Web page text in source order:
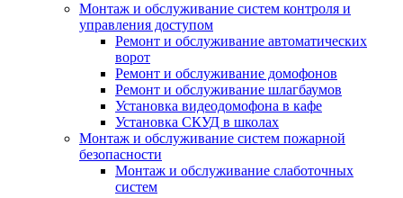
Монтаж и обслуживание систем контроля и
управления доступом
Ремонт и обслуживание автоматических
ворот
Ремонт и обслуживание домофонов
Ремонт и обслуживание шлагбаумов
Установка видеодомофона в кафе
Установка СКУД в школах
Монтаж и обслуживание систем пожарной
безопасности
Монтаж и обслуживание слаботочных
систем